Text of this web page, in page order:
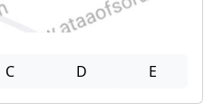
C D E